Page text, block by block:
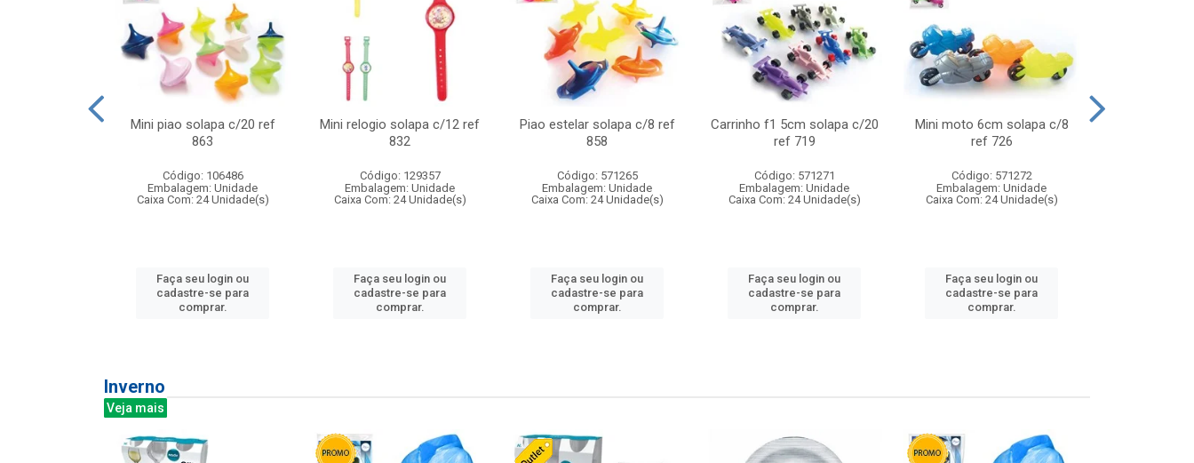
Mini piao solapa c/20 ref
863
Código: 106486
Embalagem: Unidade
Caixa Com: 24 Unidade(s)
Faça seu login ou
cadastre-se para
comprar.
Mini relogio solapa c/12 ref
832
Código: 129357
Embalagem: Unidade
Caixa Com: 24 Unidade(s)
Faça seu login ou
cadastre-se para
comprar.
Piao estelar solapa c/8 ref
858
Código: 571265
Embalagem: Unidade
Caixa Com: 24 Unidade(s)
Faça seu login ou
cadastre-se para
comprar.
Carrinho f1 5cm solapa c/20
ref 719
Código: 571271
Embalagem: Unidade
Caixa Com: 24 Unidade(s)
Faça seu login ou
cadastre-se para
comprar.
Mini moto 6cm solapa c/8
ref 726
Código: 571272
Embalagem: Unidade
Caixa Com: 24 Unidade(s)
Faça seu login ou
cadastre-se para
comprar.
Inverno
Veja mais